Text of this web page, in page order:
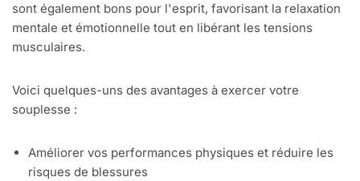
sont également bons pour l'esprit, favorisant la relaxation
mentale et émotionnelle tout en libérant les tensions
musculaires.
Voici quelques-uns des avantages à exercer votre
souplesse :
Améliorer vos performances physiques et réduire les
risques de blessures